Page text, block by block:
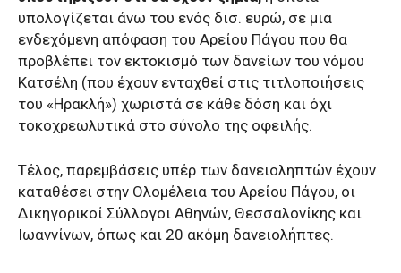
υπολογίζεται άνω του ενός δισ. ευρώ, σε μια
ενδεχόμενη απόφαση του Αρείου Πάγου που θα
προβλέπει τον εκτοκισμό των δανείων του νόμου
Κατσέλη (που έχουν ενταχθεί στις τιτλοποιήσεις
του «Ηρακλή») χωριστά σε κάθε δόση και όχι
τοκοχρεωλυτικά στο σύνολο της οφειλής.
Τέλος, παρεμβάσεις υπέρ των δανειοληπτών έχουν
καταθέσει στην Ολομέλεια του Αρείου Πάγου, οι
Δικηγορικοί Σύλλογοι Αθηνών, Θεσσαλονίκης και
Ιωαννίνων, όπως και 20 ακόμη δανειολήπτες.